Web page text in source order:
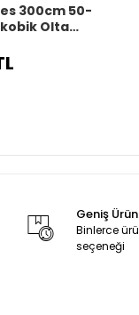
300cm 50-
Olta
Geniş
Binlerce
seçeneği